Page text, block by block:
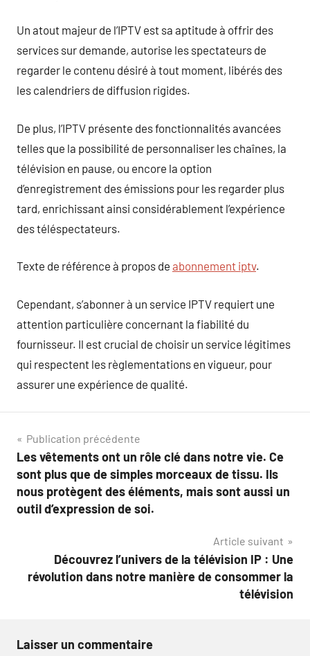
Un atout majeur de l’IPTV est sa aptitude à offrir des
services sur demande, autorise les spectateurs de
regarder le contenu désiré à tout moment, libérés des
les calendriers de diffusion rigides.
De plus, l’IPTV présente des fonctionnalités avancées
telles que la possibilité de personnaliser les chaînes, la
télévision en pause, ou encore la option
d’enregistrement des émissions pour les regarder plus
tard, enrichissant ainsi considérablement l’expérience
des téléspectateurs.
Texte de référence à propos de abonnement iptv.
Cependant, s’abonner à un service IPTV requiert une
attention particulière concernant la fiabilité du
fournisseur. Il est crucial de choisir un service légitimes
qui respectent les règlementations en vigueur, pour
assurer une expérience de qualité.
Navigation
de
l’article
Publication précédente
Les vêtements ont un rôle clé dans notre vie. Ce
sont plus que de simples morceaux de tissu. Ils
nous protègent des éléments, mais sont aussi un
outil d’expression de soi.
Article suivant
Découvrez l’univers de la télévision IP : Une
révolution dans notre manière de consommer la
télévision
Laisser un commentaire